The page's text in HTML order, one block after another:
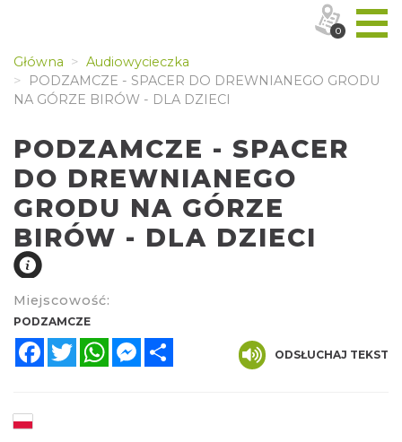
Główna
Audiowycieczka
PODZAMCZE - SPACER DO DREWNIANEGO GRODU
NA GÓRZE BIRÓW - DLA DZIECI
PODZAMCZE - SPACER
DO DREWNIANEGO
GRODU NA GÓRZE
BIRÓW - DLA DZIECI
Miejscowość:
PODZAMCZE
FacebookTwitterWhatsAppMessenger
ODSŁUCHAJ TEKST
0